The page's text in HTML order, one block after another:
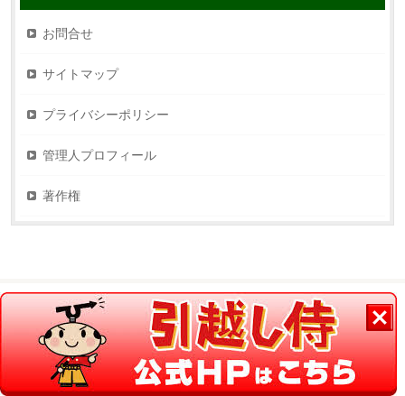
お問合せ
サイトマップ
プライバシーポリシー
管理人プロフィール
著作権
©引越します.net